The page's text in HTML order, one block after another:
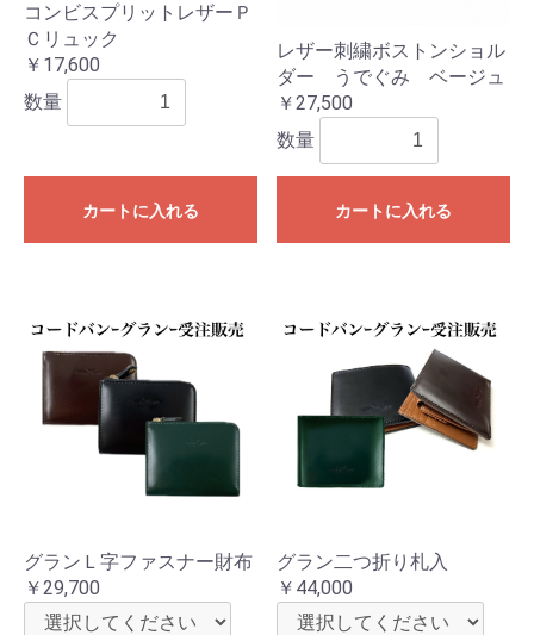
コンビスプリットレザーＰ
Ｃリュック
￥17,600
数量
カートに入れる
レザー刺繍ボストンショル
ダー うでぐみ ベージュ
￥27,500
数量
カートに入れる
グランＬ字ファスナー財布
￥29,700
グラン二つ折り札入
￥44,000